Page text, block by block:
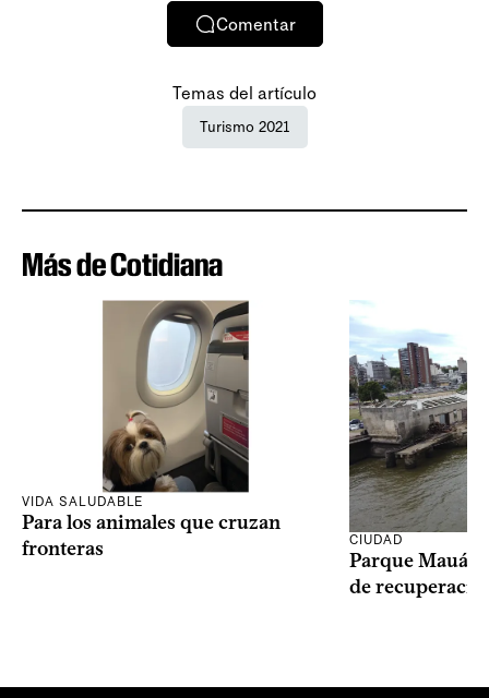
Comentar
Temas del artículo
Turismo 2021
Más de Cotidiana
VIDA SALUDABLE
Para los animales que cruzan
fronteras
CIUDAD
Parque Mauá
de